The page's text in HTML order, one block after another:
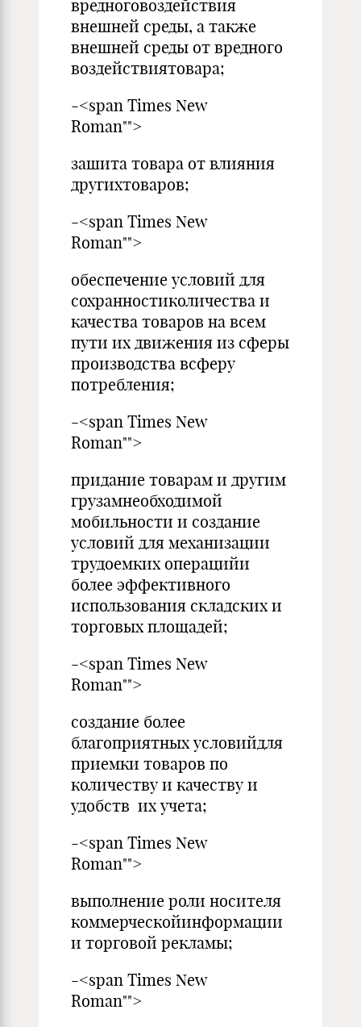
вредноговоздействия
внешней сре­ды, а также
внешней среды от вредного
воздействиятовара;
-<span Times New
Roman"">
зашита товара от влияния
другихтоваров;
-<span Times New
Roman"">
обеспечение условий для
сохранностиколичества и
качества товаров на всем
пути их движения из сферы
производства всфе­ру
потребления;
-<span Times New
Roman"">
придание товарам и другим
грузамнеобходимой
мобильно­сти и создание
условий для механизации
трудоемких операцийи
более эффективного
использования складских и
торговых пло­щадей;
-<span Times New
Roman"">
создание более
благоприятных условийдля
приемки товаров по
количеству и качеству и
удобств их уче­та;
-<span Times New
Roman"">
выполнение роли носителя
коммерческойинформации
и тор­говой рекламы;
-<span Times New
Roman"">